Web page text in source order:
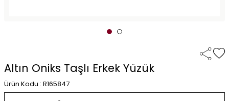
Altın Oniks Taşlı Erkek Yüzük
Ürün Kodu : R165847